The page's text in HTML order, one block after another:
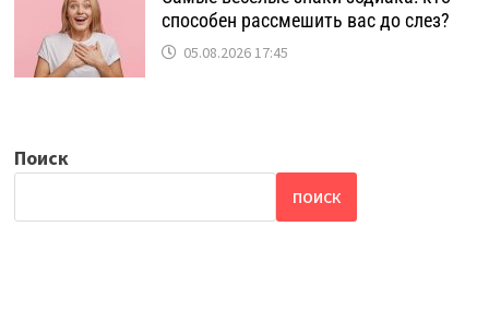
способен рассмешить вас до слез?
05.08.2026 17:45
Поиск
ПОИСК